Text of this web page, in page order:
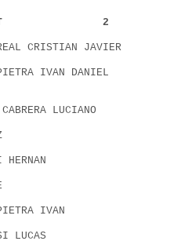
2
CRISTIAN JAVIER
IVAN DANIEL
LUCIANO
IVAN